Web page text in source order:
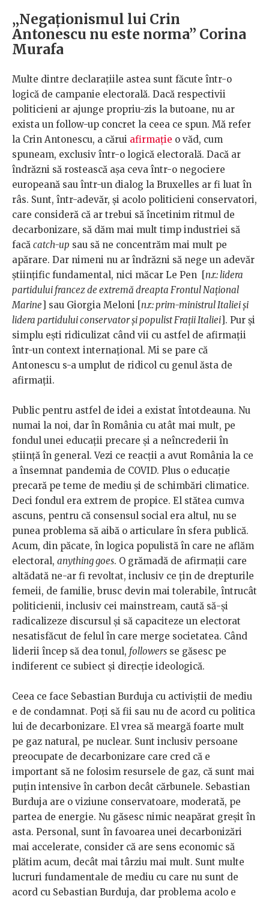
„Negaționismul lui Crin
Antonescu nu este norma” Corina
Murafa
Multe dintre declarațiile astea sunt făcute într-o
logică de campanie electorală. Dacă respectivii
politicieni ar ajunge propriu-zis la butoane, nu ar
exista un follow-up concret la ceea ce spun. Mă refer
la Crin Antonescu, a cărui afirmație o văd, cum
spuneam, exclusiv într-o logică electorală. Dacă ar
îndrăzni să rostească așa ceva într-o negociere
europeană sau într-un dialog la Bruxelles ar fi luat în
râs. Sunt, într-adevăr, și acolo politicieni conservatori,
care consideră că ar trebui să încetinim ritmul de
decarbonizare, să dăm mai mult timp industriei să
facă catch-up sau să ne concentrăm mai mult pe
apărare. Dar nimeni nu ar îndrăzni să nege un adevăr
științific fundamental, nici măcar Le Pen [ n.r.: lidera
partidului francez de extremă dreapta Frontul Național
Marine ] sau Giorgia Meloni [ n.r.: prim-ministrul Italiei și
lidera partidului conservator și populist Frații Italiei ]. Pur și
simplu ești ridiculizat când vii cu astfel de afirmații
într-un context internațional. Mi se pare că
Antonescu s-a umplut de ridicol cu genul ăsta de
afirmații.
Public pentru astfel de idei a existat întotdeauna. Nu
numai la noi, dar în România cu atât mai mult, pe
fondul unei educații precare și a neîncrederii în
știință în general. Vezi ce reacții a avut România la ce
a însemnat pandemia de COVID. Plus o educație
precară pe teme de mediu și de schimbări climatice.
Deci fondul era extrem de propice. El stătea cumva
ascuns, pentru că consensul social era altul, nu se
punea problema să aibă o articulare în sfera publică.
Acum, din păcate, în logica populistă în care ne aflăm
electoral, anything goes. O grămadă de afirmații care
altădată ne-ar fi revoltat, inclusiv ce țin de drepturile
femeii, de familie, brusc devin mai tolerabile, întrucât
politicienii, inclusiv cei mainstream, caută să-și
radicalizeze discursul și să capaciteze un electorat
nesatisfăcut de felul în care merge societatea. Când
liderii încep să dea tonul, followers se găsesc pe
indiferent ce subiect și direcție ideologică.
Ceea ce face Sebastian Burduja cu activiștii de mediu
e de condamnat. Poți să fii sau nu de acord cu politica
lui de decarbonizare. El vrea să meargă foarte mult
pe gaz natural, pe nuclear. Sunt inclusiv persoane
preocupate de decarbonizare care cred că e
important să ne folosim resursele de gaz, că sunt mai
puțin intensive în carbon decât cărbunele. Sebastian
Burduja are o viziune conservatoare, moderată, pe
partea de energie. Nu găsesc nimic neapărat greșit în
asta. Personal, sunt în favoarea unei decarbonizări
mai accelerate, consider că are sens economic să
plătim acum, decât mai târziu mai mult. Sunt multe
lucruri fundamentale de mediu cu care nu sunt de
acord cu Sebastian Burduja, dar problema acolo e